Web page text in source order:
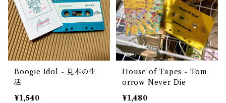
Boogie Idol - 見本の生
活
¥1,540
House of Tapes - Tom
orrow Never Die
¥1,480